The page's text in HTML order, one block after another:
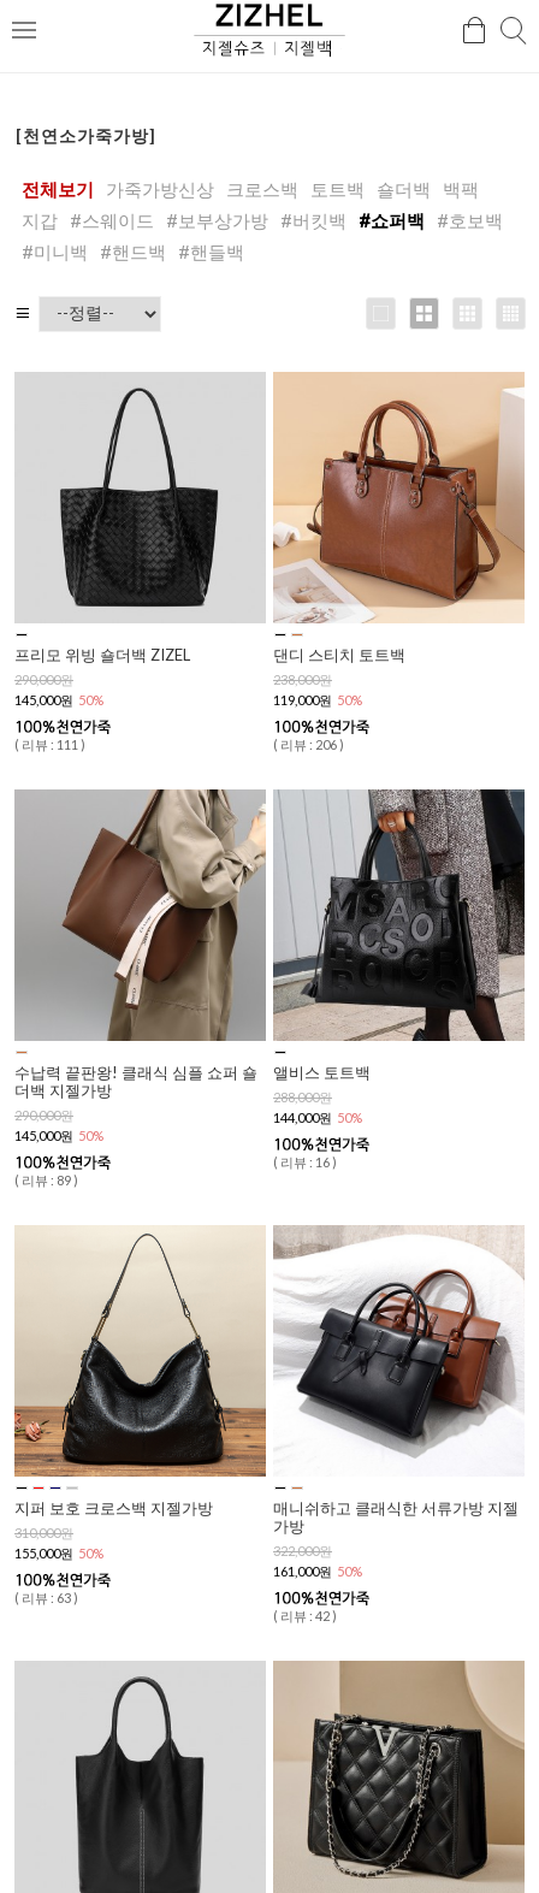
메
검
[천연소가죽가방]
전체보기 가죽가방신상 크로스백 토트백 숄더백
백팩
지갑
#스웨이드 #보부상가방 #버킷백 #쇼퍼백
#호보백
#미니백
#핸드백 #핸들백
프리모 위빙 숄더백 ZIZEL
290,000원
145,000원 50%
( 리뷰 : 111 )
댄디 스티치 토트백
238,000원
119,000원 50%
( 리뷰 : 206 )
수납력 끝판왕! 클래식 심플 쇼퍼 숄
더백 지젤가방
290,000원
145,000원 50%
( 리뷰 : 89 )
앨비스 토트백
288,000원
144,000원 50%
( 리뷰 : 16 )
지퍼 보호 크로스백 지젤가방
310,000원
155,000원 50%
( 리뷰 : 63 )
매니쉬하고 클래식한 서류가방 지젤
가방
322,000원
161,000원 50%
( 리뷰 : 42 )